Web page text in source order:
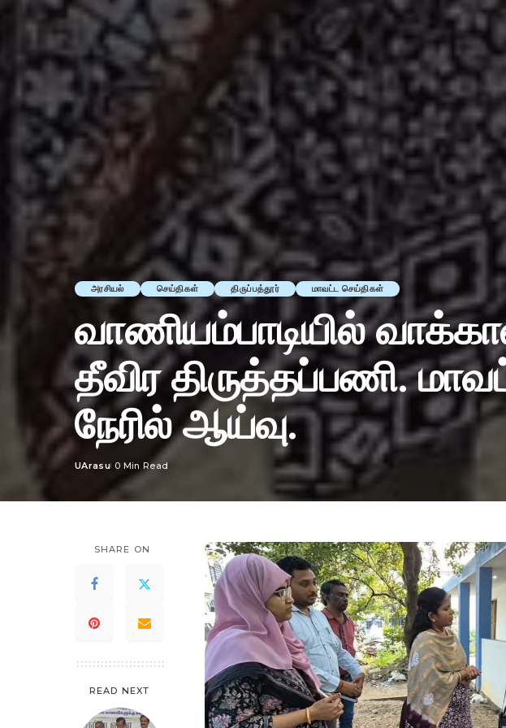
அரசியல் செய்திகள் திருப்பத்தூர் மாவட்ட செய்திகள்
வாணியம்பாடியில்
தீவிர திருத்தப்பணி.
நேரில் ஆய்வு.
Posted
UArasu 0 Min Read
SHARE ON
READ NEXT